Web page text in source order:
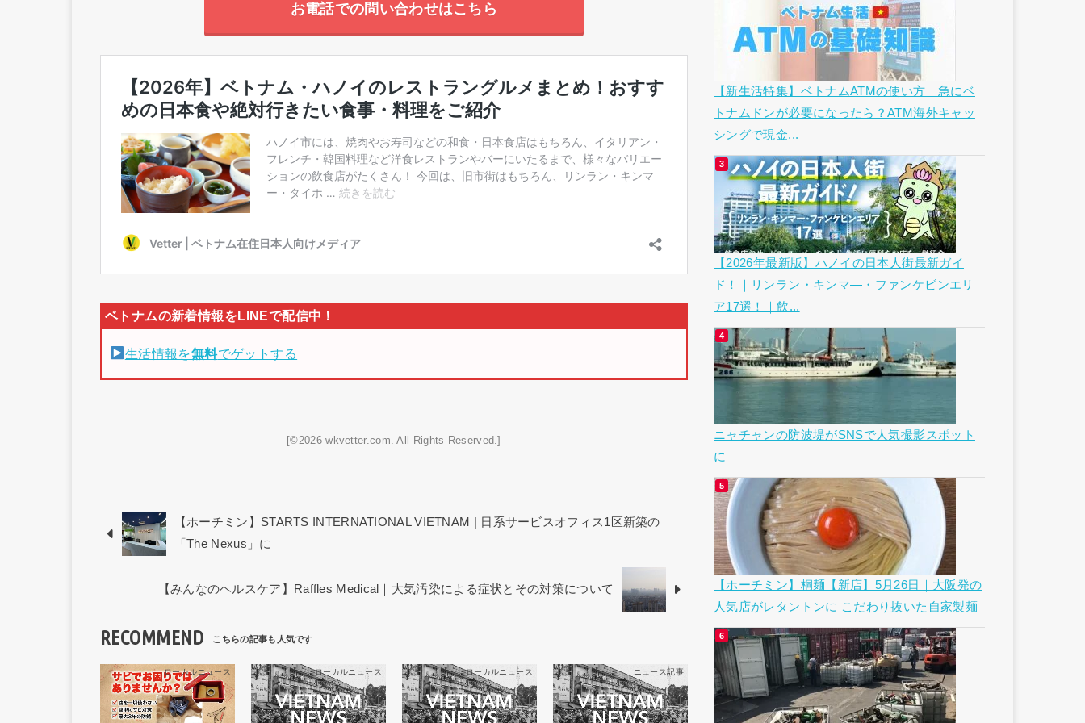
お電話での問い合わせはこちら
生活情報を無料でゲットする
[©2026 wkvetter.com. All Rights Reserved.]
【ホーチミン】STARTS INTERNATIONAL VIETNAM | 日系サービスオフィス1区新築の
「The Nexus」に
【みんなのヘルスケア】Raffles Medical｜大気汚染による症状とその対策について
RECOMMEND
ローカルニュース ローカルニュース ローカルニュース ニュース記事
【新生活特集】ベトナムATMの使い方｜急にベ
トナムドンが必要になったら？ATM海外キャッ
シングで現金...
【2026年最新版】ハノイの日本人街最新ガイ
ド！｜リンラン・キンマ―・ファンケビンエリ
ア17選！｜飲...
ニャチャンの防波堤がSNSで人気撮影スポット
に
【ホーチミン】桐麺【新店】5月26日｜大阪発の
人気店がレタントンに こだわり抜いた自家製麺